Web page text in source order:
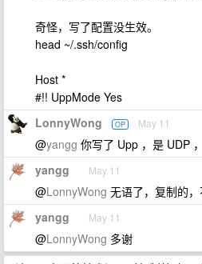
奇怪，写了配置没生效。
head ~/.ssh/config
Host *
#!! UppMode Yes
LonnyWong OP May 11
@yangg 你写了 Upp ，是 UDP
yangg May 11
@LonnyWong 无语了，复制的
yangg May 11
@LonnyWong 多谢